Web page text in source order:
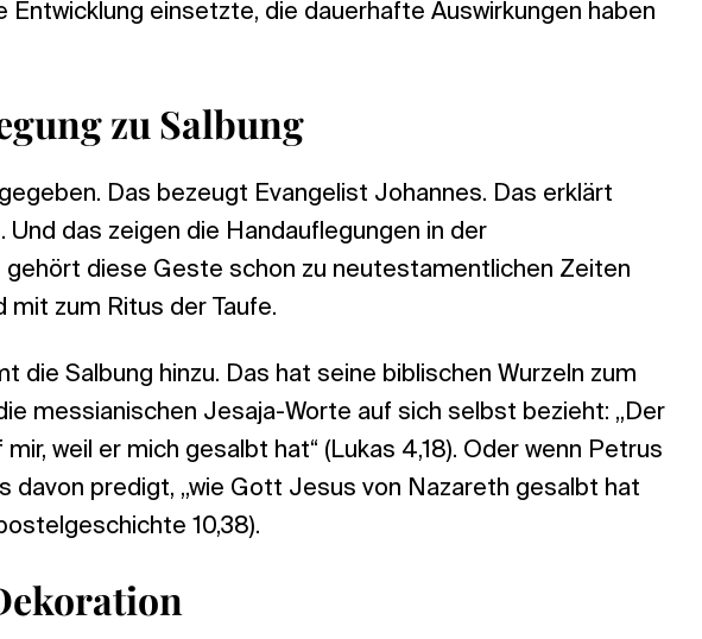
Entwicklung einsetzte, die dauerhafte Auswirkungen haben
zu Salbung
Das bezeugt Evangelist Johannes. Das erklärt
Und das zeigen die Handauflegungen in der
diese Geste schon zu neutestamentlichen Zeiten
mit zum Ritus der Taufe.
die Salbung hinzu. Das hat seine biblischen Wurzeln zum
messianischen Jesaja-Worte auf sich selbst bezieht: „Der
weil er mich gesalbt hat“ (Lukas 4,18). Oder wenn Petrus
davon predigt, „wie Gott Jesus von Nazareth gesalbt hat
10,38).